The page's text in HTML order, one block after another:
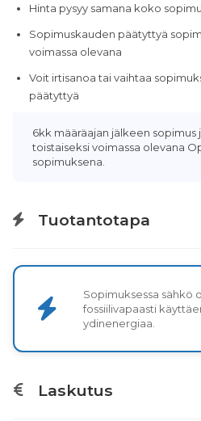
Hinta pysyy samana koko
Sopimuskauden päätyttyä
voimassa olevana
Voit irtisanoa tai vaihtaa
päätyttyä
6kk määräajan jälkeen
toistaiseksi voimassa olevana
sopimuksena.
Tuotantotapa
Sopimuksessa sähkö
fossiilivapaasti
ydinenergiaa.
Laskutus